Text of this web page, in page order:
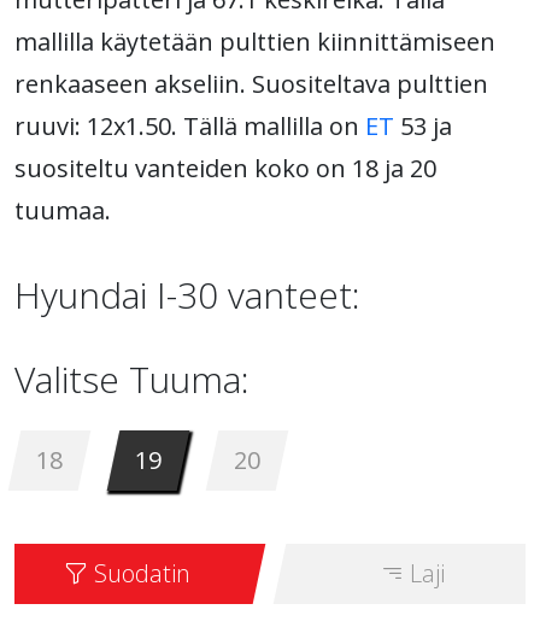
mallilla käytetään pulttien kiinnittämiseen
renkaaseen akseliin. Suositeltava pulttien
ruuvi: 12x1.50. Tällä mallilla on ET 53 ja
suositeltu vanteiden koko on 18 ja 20
tuumaa.
Hyundai I-30 vanteet:
Valitse Tuuma:
18 19 20
Suodatin Laji